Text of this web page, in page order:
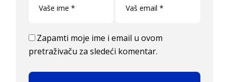
Zapamti moje ime i email u ovom
pretraživaču za sledeći komentar.